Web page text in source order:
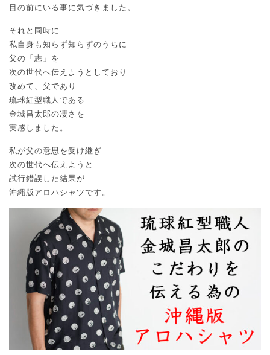
目の前にいる事に気づきました。
それと同時に
私自身も知らず知らずのうちに
父の「志」を
次の世代へ伝えようとしており
改めて、父であり
琉球紅型職人である
金城昌太郎の凄さを
実感しました。
私が父の意思を受け継ぎ
次の世代へ伝えようと
試行錯誤した結果が
沖縄版アロハシャツです。